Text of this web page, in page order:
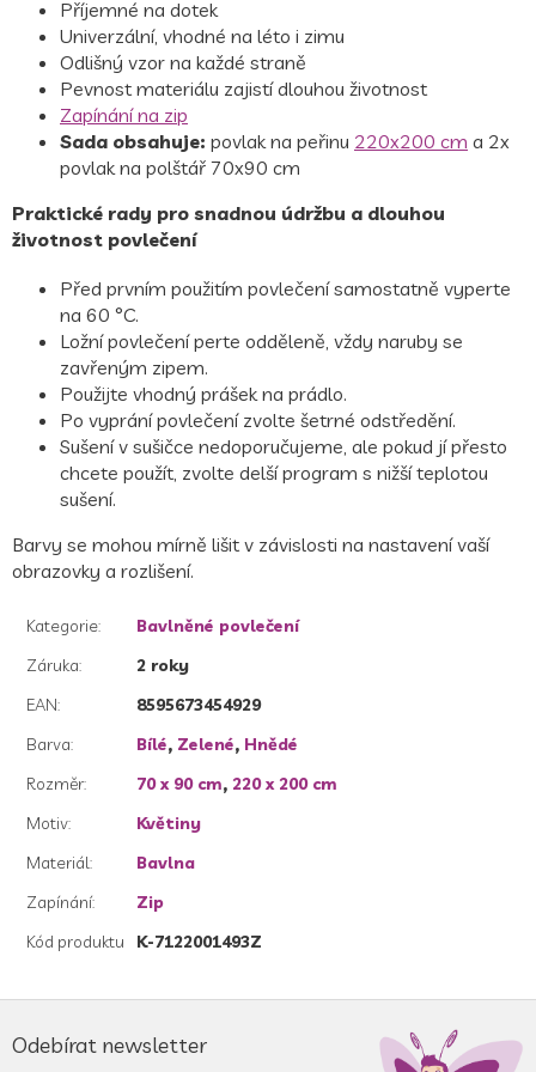
Příjemné na dotek
Univerzální, vhodné na léto i zimu
Odlišný vzor na každé straně
Pevnost materiálu zajistí dlouhou životnost
Zapínání na zip
Sada obsahuje: povlak na peřinu 220x200 cm a 2x
povlak na polštář 70x90 cm
Praktické rady pro snadnou údržbu a dlouhou
životnost povlečení
Před prvním použitím povlečení samostatně vyperte
na 60 °C.
Ložní povlečení perte odděleně, vždy naruby se
zavřeným zipem.
Použijte vhodný prášek na prádlo.
Po vyprání povlečení zvolte šetrné odstředění.
Sušení v sušičce nedoporučujeme, ale pokud jí přesto
chcete použít, zvolte delší program s nižší teplotou
sušení.
Barvy se mohou mírně lišit v závislosti na nastavení vaší
obrazovky a rozlišení.
Kategorie:
Bavlněné povlečení
Záruka:
2 roky
EAN:
8595673454929
Barva: Bílé, Zelené, Hnědé
Rozměr: 70 x 90 cm, 220 x 200 cm
Motiv:
Květiny
Materiál:
Bavlna
Zapínání:
Zip
Kód produktu
K-7122001493Z
áOdebírat newsletter